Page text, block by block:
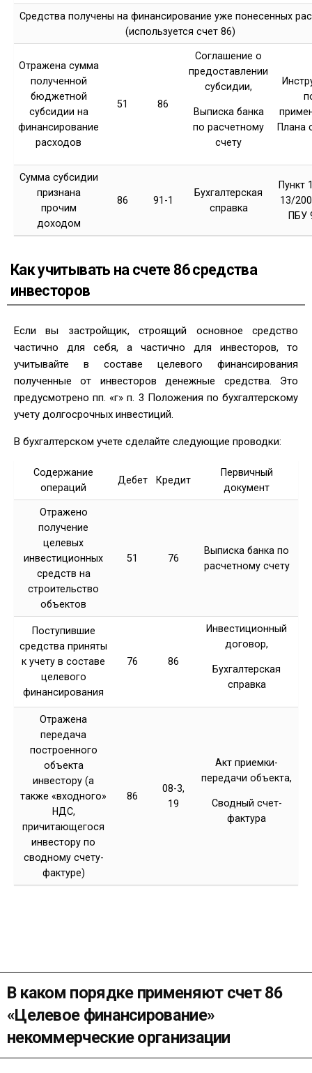
Средства получены на финансирование уже понесенных
(используется счет 86)
Отражена сумма
полученной
бюджетной
субсидии на
финансирование
расходов
51 86
Соглашение о
предоставлении
субсидии,
Выписка банка
по расчетному
счету
Плана
Сумма субсидии
признана
прочим
доходом
86 91-1
Бухгалтерская
справка
Пункт
13/
ПБУ
Как учитывать на счете 86 средства
инвесторов
Если вы застройщик, строящий основное средство
частично для себя, а частично для инвесторов, то
учитывайте в составе целевого финансирования
полученные от инвесторов денежные средства. Это
предусмотрено пп. «г» п. 3 Положения по бухгалтерскому
учету долгосрочных инвестиций.
В бухгалтерском учете сделайте следующие проводки:
Содержание
операций
Дебет Кредит
Первичный
документ
Отражено
получение
целевых
инвестиционных
средств на
строительство
объектов
51 76
Выписка банка по
расчетному счету
Поступившие
средства приняты
к учету в составе
целевого
финансирования
76 86
Инвестиционный
договор,
Бухгалтерская
справка
Отражена
передача
построенного
объекта
инвестору (а
также «входного»
НДС,
причитающегося
инвестору по
сводному счету-
фактуре)
86
08-3,
19
Акт приемки-
передачи объекта,
Сводный счет-
фактура
В каком порядке применяют счет 86
«Целевое финансирование»
некоммерческие организации